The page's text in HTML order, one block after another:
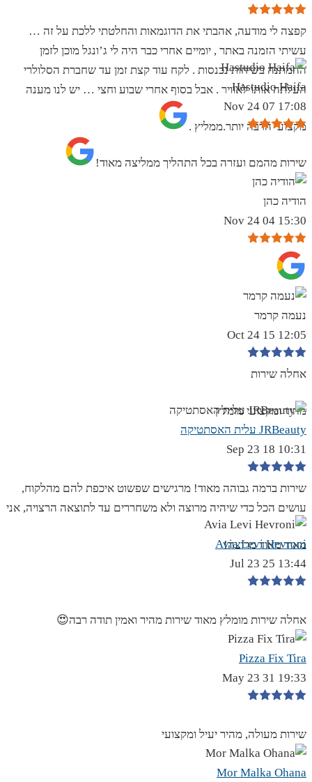
קפצה לי מודעה, אהבתי את הדוגמאות והחלטתי ללכת על זה …
עשיתי הזמנה באתר , יומיים אחרי כבר היה לי ג’ונגל מוכן לזמן
ההמתנה בשיחות נכנסות . לקח עוד קצת זמן עד שחברת הסלולרי
העלתה אותו לאוויר . אבל בסוף אחרי שבוע וחצי … יש לנו מענה
מקצועי הרבה יותר.ממליץ .
Hastudio Haifa
17:08 07 Nov 24
שירות מהמם ועזרה בכל התהליך ממליצה מאוד!
הודיה כהן
15:30 04 Nov 24
נעמה קרמר
12:05 15 Oct 24
אחלה שירות
מהיר ומקצועי מומלץ
JRBeauty עלית האסתטיקה
10:31 18 Sep 23
שירות ברמה גבוהה מאוד! מרגישים שפשוט איכפת להם מהלקוח,
עושים הכל כדי שיהיה מרוצה ולא משחררים עד לתוצאה הרצויה, אני
מאוד מאוד מרוצה!
Avia Levi Hevroni
13:44 25 Jul 23
אחלה שירות מומלץ מאוד שירות מהיר ואמין תודה רבה😍
Pizza Fix Tira
19:33 31 May 23
שירות מעולה, מהיר יעיל ומקצועי
Mor Malka Ohana